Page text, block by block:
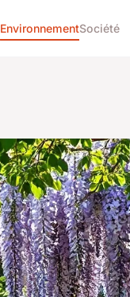
EnvironnementSociété